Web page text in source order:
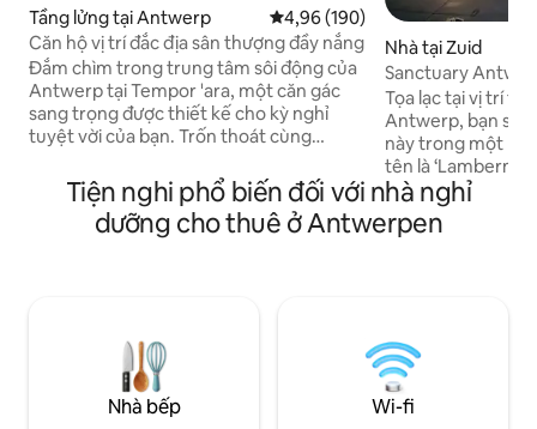
Tầng lửng tại Antwerp Xếp hạng trung bình 4,96/5, 190
4,96 (190)
Căn hộ vị trí đắc địa sân thượng đầy nắng
Đắm chìm trong trung tâm sôi động của
Antwerp tại Tempor 'ara, một căn gác
sang trọng được thiết kế cho kỳ nghỉ
tuyệt vời của bạn. Trốn thoát cùng
kỳ nghỉ cuối tuần đầy mê hoặc tại thành
phố quyến rũ của chúng tôi. Thưởng
thức từng khoảnh khắc, từ bữa sáng tràn
nghiệm khó quên này! Đặt chỗ ở của bạn
tại Tempor 'area ngay bây giờ và bắt đầu
tạo ra những kỷ niệm! Bạn có🌆 thắc
mắc? Hãy thoải mái hỏi!
Nhà tại Zuid
Sanctuary
Tọa lạc tại vị trí
Antwerp, bạn sẽ
này trong một
tên là
đến tất cả các
bày nghệ thuật,
Bảo tàng KMSKA.
toàn 200m. Ngôi nhà phố sang trọng
rộng rãi này gần
bằng các vật liệu
cấp.
Tiện nghi phổ biến đối với nhà nghỉ
dưỡng cho thuê ở Antwerpen
Nhà bếp Wi-fi